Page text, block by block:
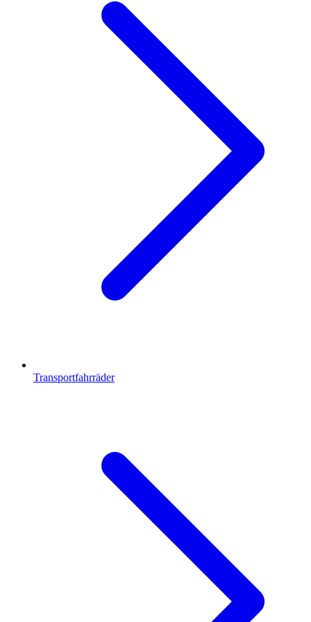
Transportfahrräder